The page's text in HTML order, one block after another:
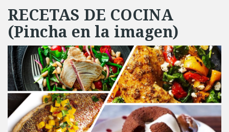
RECETAS DE COCINA
(Pincha en la imagen)